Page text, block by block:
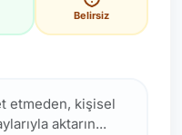
Belirsiz